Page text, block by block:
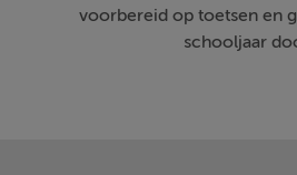
voorbereid op toetsen en
schooljaar